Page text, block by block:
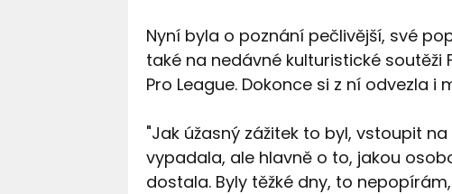
Nyní byla o poznání pečlivější, své
také na nedávné kulturistické soutěži
Pro League. Dokonce si z ní odvezla i
"Jak úžasný zážitek to byl, vstoupit
vypadala, ale hlavně o to, jakou
dostala. Byly těžké dny, to